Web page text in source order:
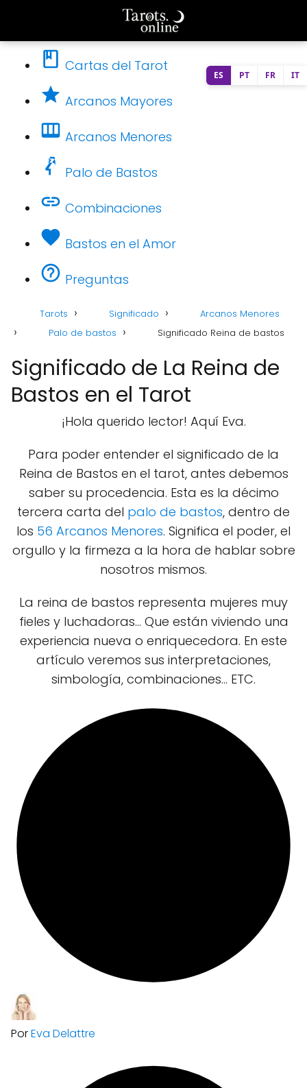
Cartas del Tarot
Arcanos Mayores
Arcanos Menores
Palo de Bastos
Combinaciones
Bastos en el Amor
Preguntas
Tarots Significado
Arcanos Menores
Palo de bastos
Significado Reina de bastos
Significado de La Reina de
Bastos en el Tarot
¡Hola querido lector! Aquí Eva.
Para poder entender el significado de la
Reina de Bastos en el tarot, antes debemos
saber su procedencia. Esta es la décimo
tercera carta del palo de bastos, dentro de
los 56 Arcanos Menores. Significa el poder, el
orgullo y la firmeza a la hora de hablar sobre
nosotros mismos.
La reina de bastos representa mujeres muy
fieles y luchadoras... Que están viviendo una
experiencia nueva o enriquecedora. En este
artículo veremos sus interpretaciones,
simbología, combinaciones... ETC.
PorEva Delattre
ES PT FR IT